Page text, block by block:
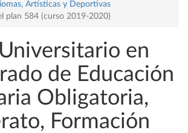
Artísticas y Deportivas
plan 584 (curso 2019-2020)
en
de Educación
Obligatoria,
Formación